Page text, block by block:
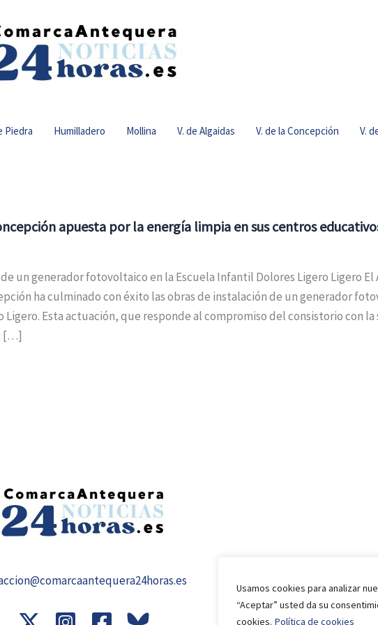
Usamos cookies para analizar
“Aceptar” usted da su
cookies. Política de cookies
Piedra Humilladero Mollina V. de Algaidas V. de la Concepción V.
apuesta por la energía limpia en sus centros
un generador fotovoltaico en la Escuela Infantil Dolores Ligero Ligero
ha culminado con éxito las obras de instalación de un generador
Ligero. Esta actuación, que responde al compromiso del consistorio con
[…]